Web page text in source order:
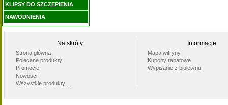
KLIPSY DO SZCZEPIENIA
NAWODNIENIA
Na skróty
Strona główna
Polecane produkty
Promocje
Nowości
Wszystkie produkty ...
Informacje
Mapa witryny
Kupony rabatowe
Wypisanie z biuletynu